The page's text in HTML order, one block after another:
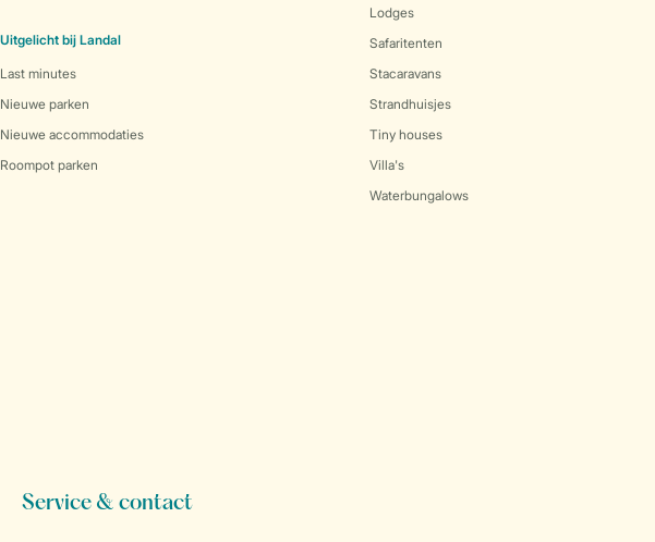
Uitgelicht bij Landal
Last minutes
Nieuwe parken
Nieuwe accommodaties
Roompot parken
Lodges
Safaritenten
Stacaravans
Strandhuisjes
Tiny houses
Villa's
Waterbungalows
Service & contact